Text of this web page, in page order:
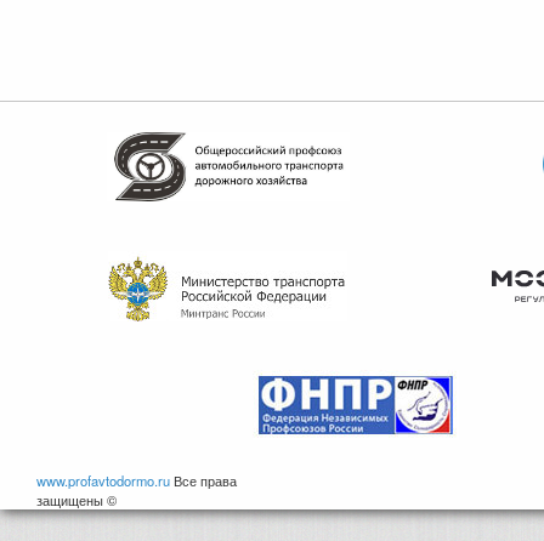
www.profavtodormo.ru Все права
защищены ©